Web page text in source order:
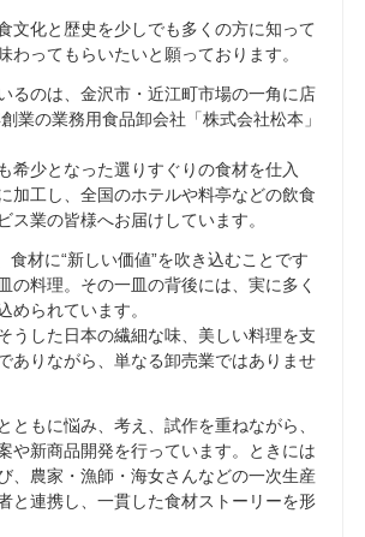
文化と歴史を少しでも多くの方に知って
わってもらいたいと願っております。
るのは、金沢市・近江町市場の一角に店
業の業務用食品卸会社「株式会社松本」
希少となった選りすぐりの食材を仕入
加工し、全国のホテルや料亭などの飲食
ス業の皆様へお届けしています。
食材に“新しい価値”を吹き込むことです
の料理。その一皿の背後には、実に多く
められています。
うした日本の繊細な味、美しい料理を支
ありながら、単なる卸売業ではありませ
ともに悩み、考え、試作を重ねながら、
や新商品開発を行っています。ときには
、農家・漁師・海女さんなどの一次生産
と連携し、一貫した食材ストーリーを形